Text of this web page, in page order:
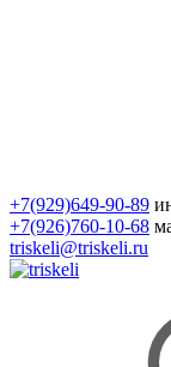
+7(929)649-90-89
+7(926)760-10-68
triskeli@triskeli.ru